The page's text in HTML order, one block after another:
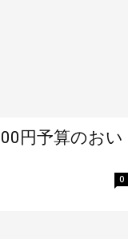
円予算のおい
0